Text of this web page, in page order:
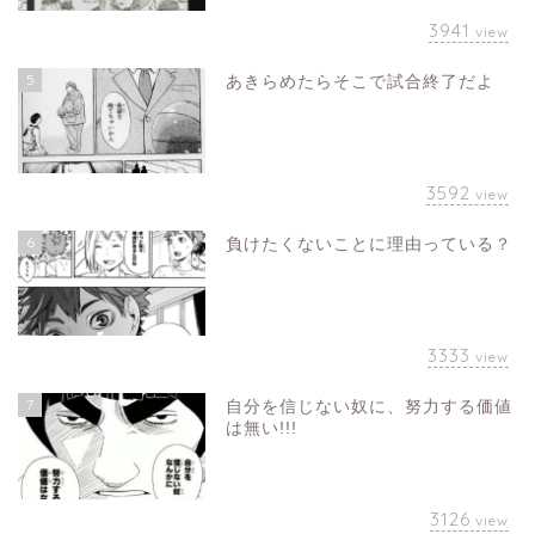
3941 view
5 あきらめたらそこで試合終了だよ
3592 view
6 負けたくないことに理由っている？
3333 view
7
自分を信じない奴に、努力する価値
は無い!!!
3126 view